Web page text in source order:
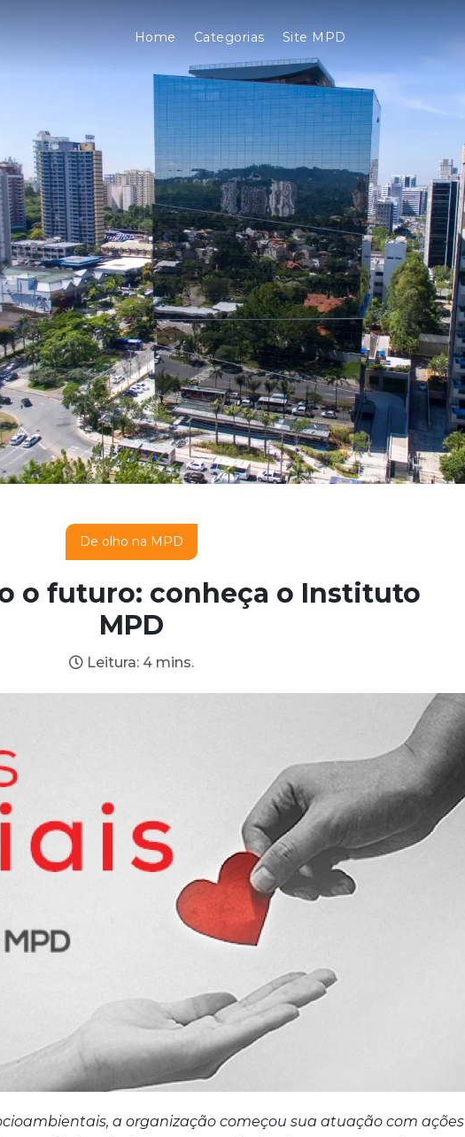
Home Categorias Site MPD
De olho na MPD
o futuro: conheça o Instituto
MPD
Leitura: 4 mins.
a organização começou sua atuação com ações